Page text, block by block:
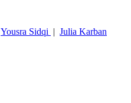
Yousra Sidqi | Julia Karban